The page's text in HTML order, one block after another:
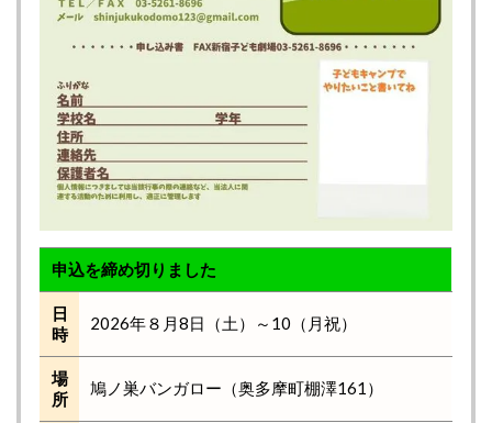
申込を締め切りました
日
時
2026年８月8日（土）～10（月祝）
場
所
鳩ノ巣バンガロー（奥多摩町棚澤161）